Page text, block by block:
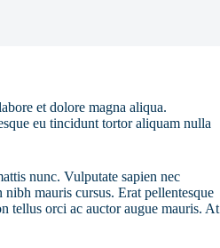
et dolore magna aliqua.
eu tincidunt tortor aliquam nulla
nunc. Vulputate sapien nec
mauris cursus. Erat pellentesque
tellus orci ac auctor augue mauris. At